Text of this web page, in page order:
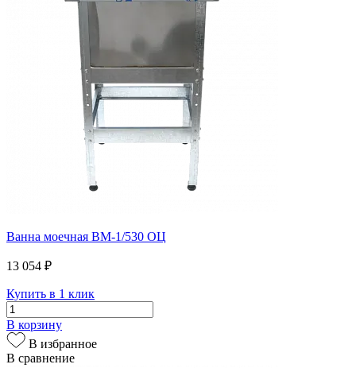
Ванна моечная ВМ-1/530 ОЦ
13 054 ₽
Купить в 1 клик
В корзину
В избранное
В сравнение